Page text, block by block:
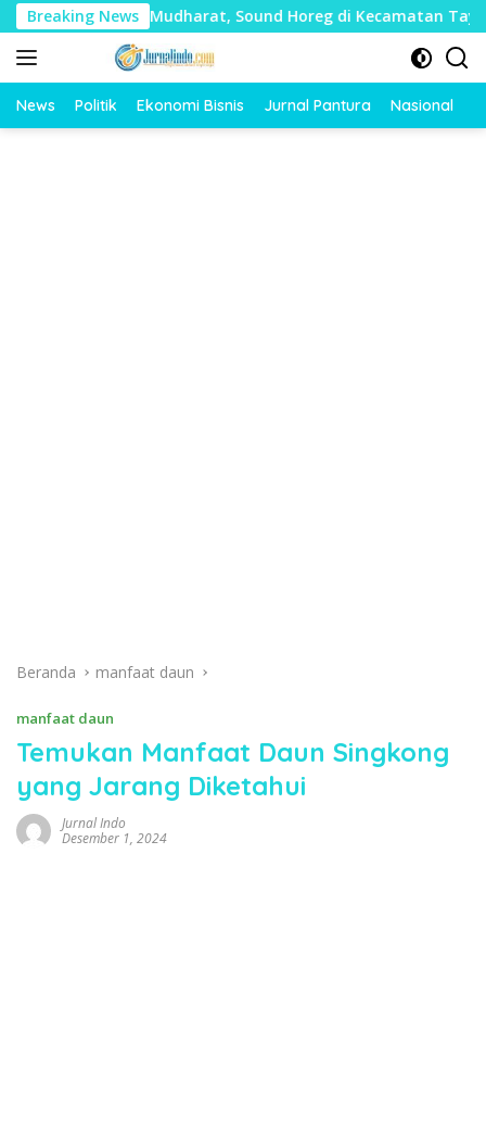
Langsung
ke
konten
Breaking News
Mudharat, Sound Horeg di Kecamatan Tayu Dilarang
News Politik Ekonomi Bisnis Jurnal Pantura Nasional
Beranda manfaat daun
manfaat daun
Temukan Manfaat Daun Singkong
yang Jarang Diketahui
Jurnal Indo
Desember 1, 2024